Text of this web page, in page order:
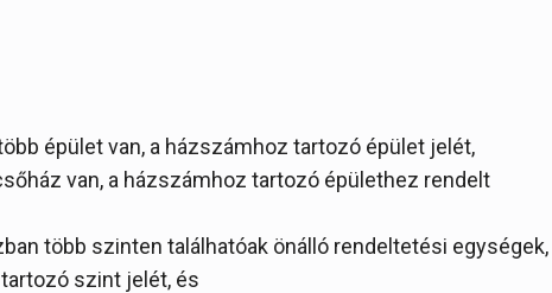
épület van, a házszámhoz tartozó épület jelét,
van, a házszámhoz tartozó épülethez rendelt
több szinten találhatóak önálló rendeltetési egységek,
szint jelét, és